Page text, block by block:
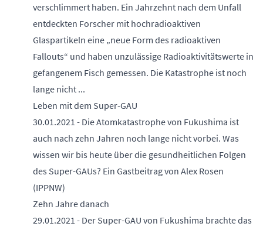
verschlimmert haben. Ein Jahrzehnt nach dem Unfall
entdeckten Forscher mit hochradioaktiven
Glaspartikeln eine „neue Form des radioaktiven
Fallouts“ und haben unzulässige Radioaktivitätswerte in
gefangenem Fisch gemessen. Die Katastrophe ist noch
lange nicht ...
Leben mit dem Super-GAU
30.01.2021 - Die Atomkatastrophe von Fukushima ist
auch nach zehn Jahren noch lange nicht vorbei. Was
wissen wir bis heute über die gesundheitlichen Folgen
des Super-GAUs? Ein Gastbeitrag von Alex Rosen
(IPPNW)
Zehn Jahre danach
29.01.2021 - Der Super-GAU von Fukushima brachte das